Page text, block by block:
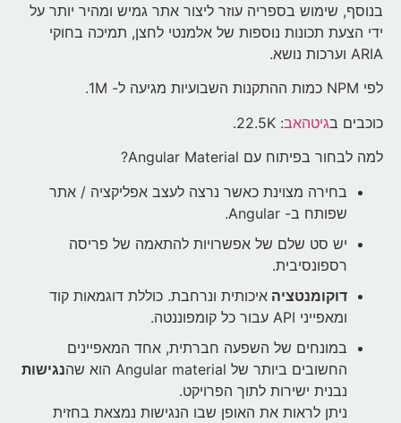
בנוסף, שימוש בספריה עוזר ליצור אתר גמיש ומהיר יותר על
ידי הצעת תכונות נוספות של אלמנטי לחצן, תמיכה בחוקי
ARIA וערכות נושא.
לפי NPM כמות ההתקנות השבועיות מגיעה ל- 1M.
כוכבים בגיטהאב: 22.5K.
למה לבחור בפיתוח עם Angular Material?
בחירה מצוינת כאשר נרצה לעצב אפליקציה / אתר
שפותח ב- Angular.
יש סט שלם של אפשרויות להתאמה של פריסה
רספונסיבית.
דוקומנטציה איכותית ונרחבת. כוללת דוגמאות קוד
ומאפייני API עבור כל קומפוננטה.
במונחים של השפעה חברתית, אחד המאפיינים
החשובים ביותר של Angular material הוא שה
נגישות
נבנית ישירות לתוך הפרויקט.
ניתן לראות את האופן שבו הנגישות נמצאת בחזית